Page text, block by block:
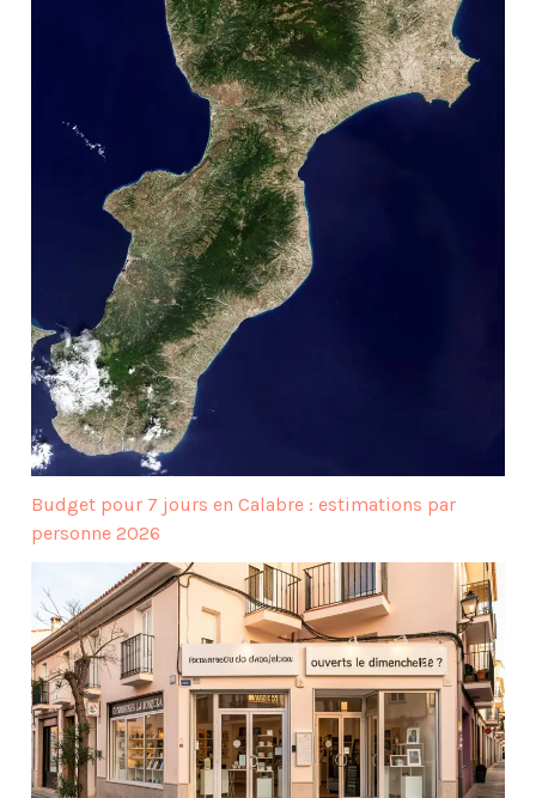
Budget pour 7 jours en Calabre : estimations par
personne 2026